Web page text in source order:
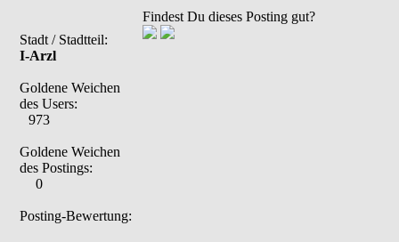
Stadt / Stadtteil:
I-Arzl
Goldene Weichen
des Users:
973
Goldene Weichen
des Postings:
0
Posting-Bewertung:
Findest Du dieses Posting gut?